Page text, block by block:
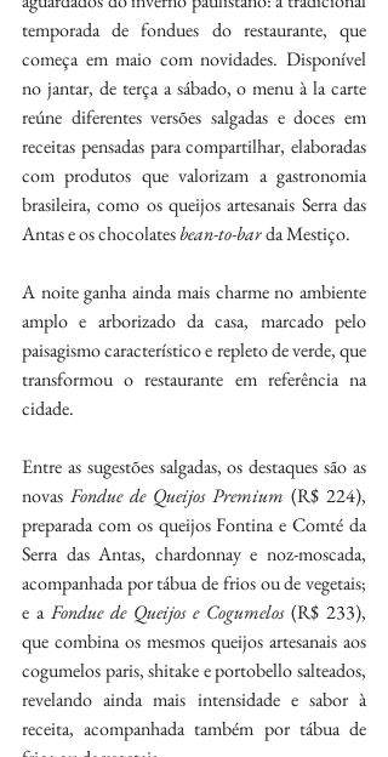
temporada de fondues do restaurante, que
começa em maio com novidades. Disponível
no jantar, de terça a sábado, o menu à la carte
reúne diferentes versões salgadas e doces em
receitas pensadas para compartilhar, elaboradas
com produtos que valorizam a gastronomia
brasileira, como os queijos artesanais Serra das
Antas e os chocolates bean-to-bar da Mestiço.
A noite ganha ainda mais charme no ambiente
amplo e arborizado da casa, marcado pelo
paisagismo característico e repleto de verde, que
transformou o restaurante em referência na
cidade.
Entre as sugestões salgadas, os destaques são as
novas Fondue de Queijos Premium (R$ 224),
preparada com os queijos Fontina e Comté da
Serra das Antas, chardonnay e noz-moscada,
acompanhada por tábua de frios ou de vegetais;
e a Fondue de Queijos e Cogumelos (R$ 233),
que combina os mesmos queijos artesanais aos
cogumelos paris, shitake e portobello salteados,
revelando ainda mais intensidade e sabor à
receita, acompanhada também por tábua de